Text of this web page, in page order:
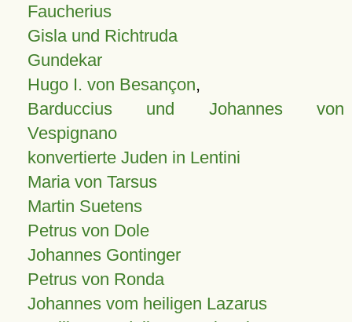
Faucherius
Gisla und Richtruda
Gundekar
Hugo I. von Besançon,
Barduccius und Johannes von
Vespignano
konvertierte Juden in Lentini
Maria von Tarsus
Martin Suetens
Petrus von Dole
Johannes Gontinger
Petrus von Ronda
Johannes vom heiligen Lazarus